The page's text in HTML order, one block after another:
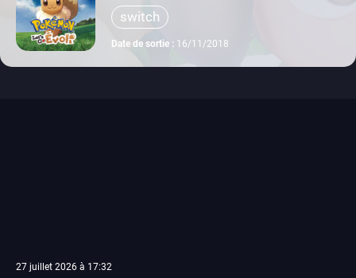
switch
Date de sortie : 16/11/2018
27 juillet 2026 à 17:32